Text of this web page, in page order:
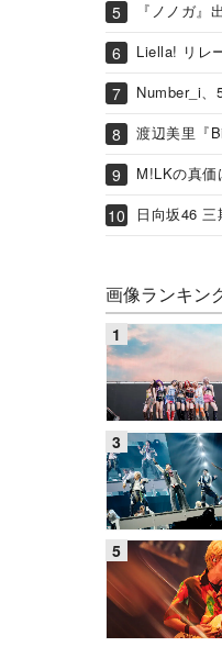
『ノノガ』
Liella! リレ
Number_i、
渡辺美里『
M!LKの真価
日向坂46
画像ランキン